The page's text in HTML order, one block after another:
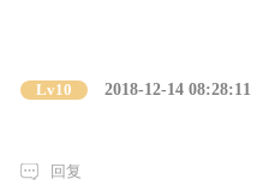
Lv10
2018-12-14 08:28:11
回复